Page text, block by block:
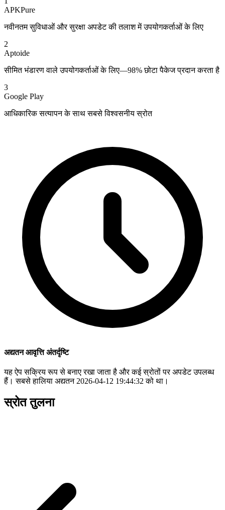
APKPure
नवीनतम सुविधाओं और सुरक्षा अपडेट की तलाश में उपयोगकर्ताओं के लिए
2
Aptoide
सीमित भंडारण वाले उपयोगकर्ताओं के लिए—98% छोटा पैकेज प्रदान करता है
3
Google Play
आधिकारिक सत्यापन के साथ सबसे विश्वसनीय स्रोत
अद्यतन आवृत्ति अंतर्दृष्टि
यह ऐप सक्रिय रूप से बनाए रखा जाता है और कई स्रोतों पर अपडेट उपलब्ध
हैं। सबसे हालिया अद्यतन 2026-04-12 19:44:32 को था।
स्रोत तुलना